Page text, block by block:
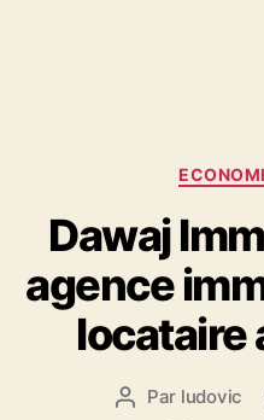
Dawaj
agence
locataire
Auteur
Par ludovic